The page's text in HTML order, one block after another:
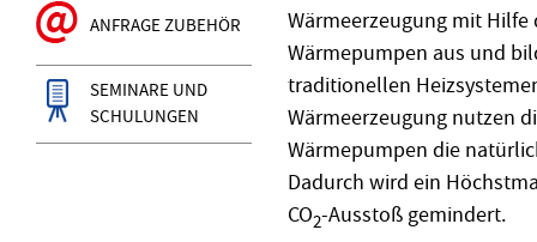
ANFRAGE ZUBEHÖR
SEMINARE UND
SCHULUNGEN
Wärmeerzeugung mit
Wärmepumpen aus und
traditionellen
Wärmeerzeugung nutzen
Wärmepumpen die
Dadurch wird ein
CO2-Ausstoß gemindert.